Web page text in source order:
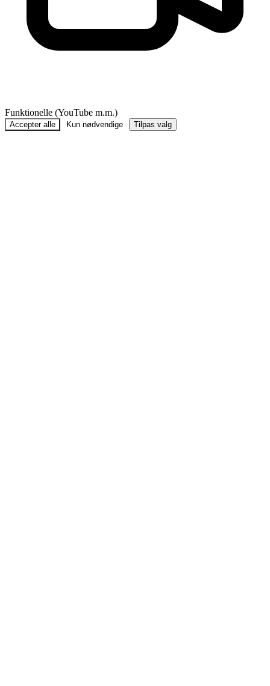
Funktionelle (YouTube m.m.)
Accepter alle Kun nødvendige Tilpas valg